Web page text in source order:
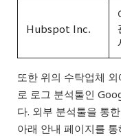
Hubspot Inc.
또한 위의 수탁업체
로 로그 분석툴인
다. 외부 분석툴을 통
아래 안내 페이지를